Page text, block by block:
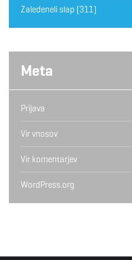
Zaledeneli slap (311)
Meta
Prijava
Vir vnosov
Vir komentarjev
WordPress.org